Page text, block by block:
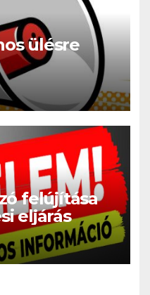
ülésre
felújítása
eljárás